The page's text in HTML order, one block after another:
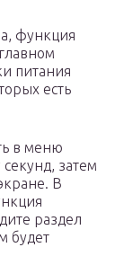
функция
питания
есть
в меню
затем
В
раздел
будет